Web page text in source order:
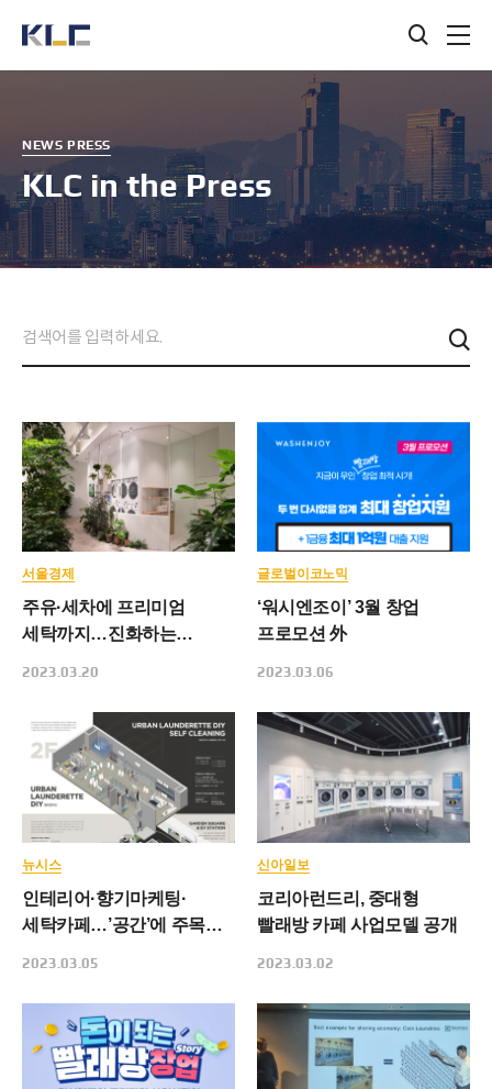
검색창
NEWS PRESS
KLC in the Press
서울경제
주유·세차에 프리미엄
세탁까지…진화하는
2023.03.20
글로벌이코노믹
‘워시엔조이’ 3월 창업
프로모션 外
2023.03.06
뉴시스
인테리어·향기마케팅·
세탁카페…’공간’에 주목한
2023.03.05
신아일보
코리아런드리, 중대형
빨래방 카페 사업모델 공개
2023.03.02